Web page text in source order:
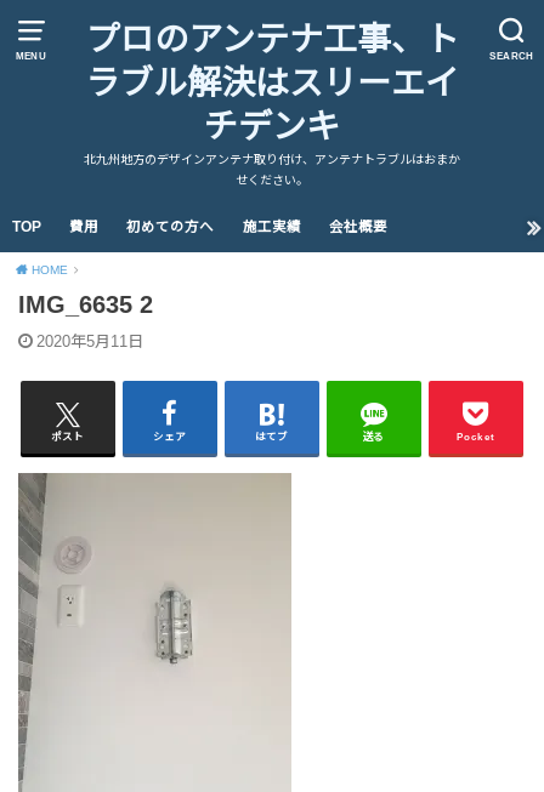
MENU SEARCH
プロのアンテナ工事、ト
ラブル解決はスリーエイ
チデンキ
北九州地方のデザインアンテナ取り付け、アンテナトラブルはおまか
せください。
TOP 費用 初めての方へ 施工実績 会社概要
HOME
IMG_6635 2
2020年5月11日
ポスト シェア はてブ 送る Pocket